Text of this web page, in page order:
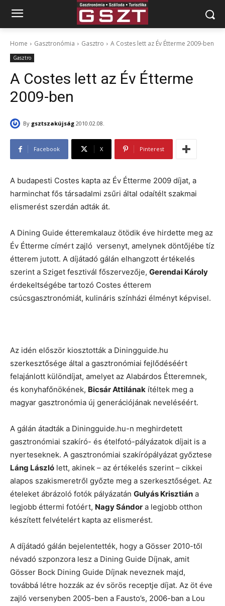
Home Gasztronómia Gasztro A Costes lett az Év Étterme 2009-ben
Gasztro
A Costes lett az Év Étterme
2009-ben
By gsztszakújság 2010.02.08.
Facebook X Pinterest
A budapesti Costes kapta az Év Étterme 2009 díjat, a
harminchat fős társadalmi zsűri által odaítélt szakmai
elismerést szerdán adták át.
A Dining Guide étteremkalauz ötödik éve hirdette meg az
Év Étterme címért zajló versenyt, amelynek döntőjébe tíz
étterem jutott. A díjátadó gálán elhangzott értékelés
szerint a Sziget fesztivál főszervezője, Gerendai Károly
érdekeltségébe tartozó Costes étterem
csúcsgasztronómiát, kulináris színházi élményt képvisel.
Az idén először kiosztották a Diningguide.hu
szerkesztősége által a gasztronómiai fejlődéséért
felajánlott különdíjat, amelyet az Alabárdos Étteremnek,
és konyhafőnökének, Bicsár Attilának ítéltek meg a
magyar gasztronómia új generációjának neveléséért.
A gálán átadták a Diningguide.hu-n meghirdetett
gasztronómiai szakíró- és ételfotó-pályázatok díjait is a
nyerteseknek. A gasztronómiai szakírópályázat győztese
Láng László lett, akinek – az értékelés szerint – cikkei
alapos szakismeretről győzte meg a szerkesztőséget. Az
ételeket ábrázoló fotók pályázatán Gulyás Krisztián a
legjobb éttermi fotóért, Nagy Sándor a legjobb otthon
készített felvételért kapta az elismerést.
A díjátadó gálán bejelentették, hogy a Gösser 2010-től
névadó szponzora lesz a Dining Guide Díjnak, amit
Gösser Bock Dining Guide Díjnak neveznek majd,
továbbá létre hozzák az év sörös receptje díjat. Az öt éve
zajló versenyben 2005-ben a Fausto’s, 2006-ban a Lou